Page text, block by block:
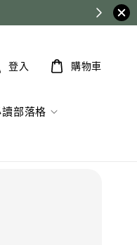
部落格
登入 購物車